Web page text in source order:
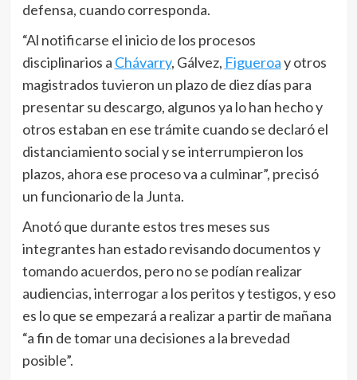
defensa, cuando corresponda.
“Al notificarse el inicio de los procesos
disciplinarios a Chávarry, Gálvez, Figueroay otros
magistrados tuvieron un plazo de diez días para
presentar su descargo, algunos ya lo han hecho y
otros estaban en ese trámite cuando se declaró el
distanciamiento social y se interrumpieron los
plazos, ahora ese proceso va a culminar”, precisó
un funcionario de la Junta.
Anotó que durante estos tres meses sus
integrantes han estado revisando documentos y
tomando acuerdos, pero no se podían realizar
audiencias, interrogar a los peritos y testigos, y eso
es lo que se empezará a realizar a partir de mañana
“a fin de tomar una decisiones a la brevedad
posible”.